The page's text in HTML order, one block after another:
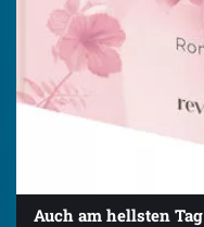
Auch am hellsten Tag